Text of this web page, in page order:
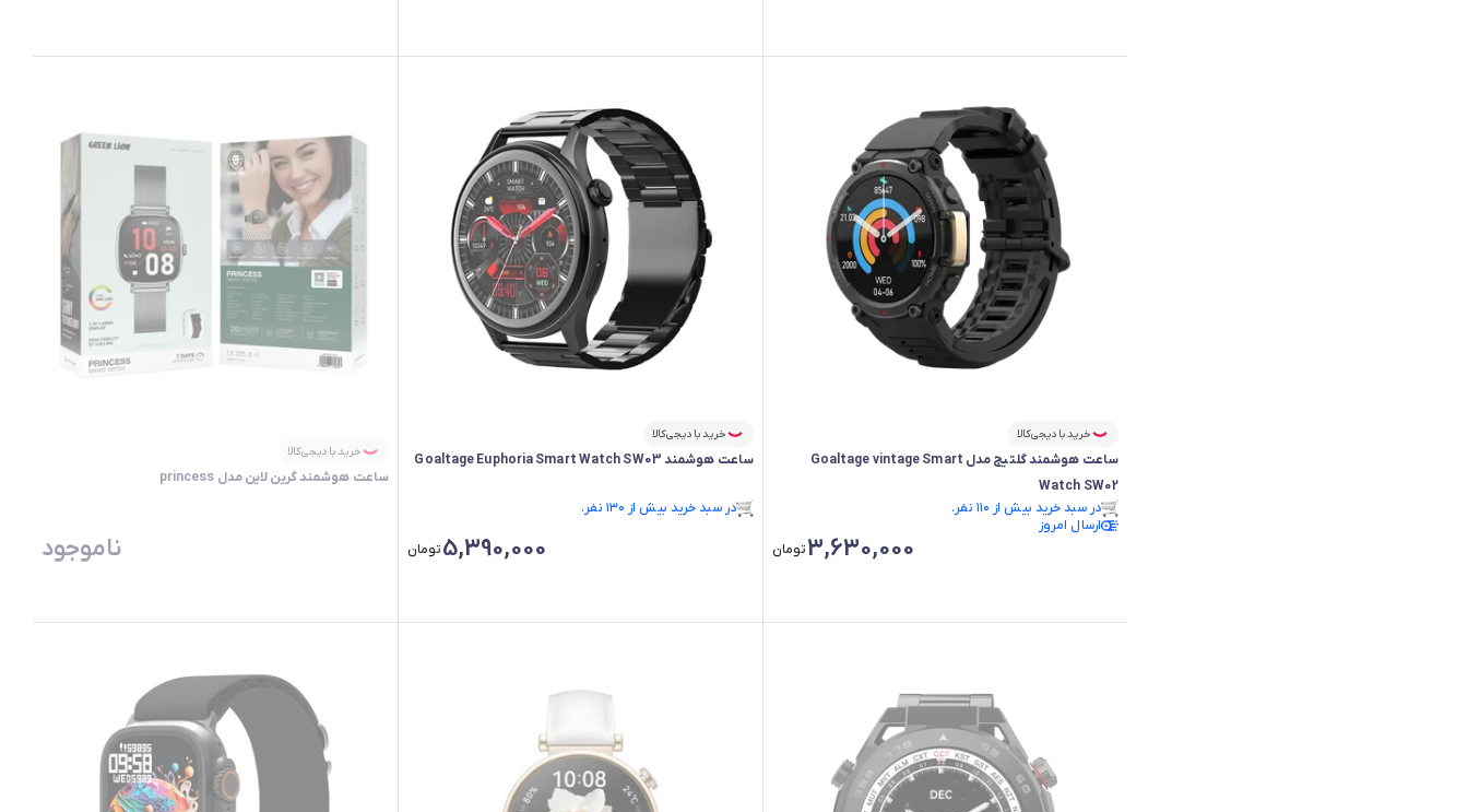
خرید با دیجی‌کالا
ساعت هوشمند گلتیج مدل Goaltage vintage Smart
Watch SW02
فقط ۱ عدد در انبار موجود است.
در سبد خرید بیش از ۱۱۰ نفر.
فقط ۱ عدد در انبار موجود است.
ارسال امروز
3,630,000تومان
خرید با دیجی‌کالا
ساعت هوشمند Goaltage Euphoria Smart Watch SW03
در سبد خرید بیش از ۱۳۰ نفر.
5,390,000تومان
خرید با دیجی‌کالا
ساعت هوشمند گرین لاین مدل princess
ناموجود